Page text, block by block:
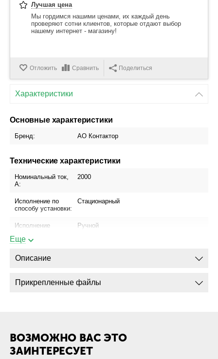
Лучшая цена
Мы гордимся нашими ценами, их каждый день
проверяют сотни клиентов, которые отдают выбор
нашему интернет - магазину!
Отложить Сравнить Поделиться
Характеристики
Основные характеристики
Бренд: АО Контактор
Технические характеристики
Номинальный ток,
А:
2000
Исполнение по
способу установки:
Стационарный
Исполнение
Ручной
кабеля без
наконечника:
Еще
Описание
Прикрепленные файлы
ВОЗМОЖНО ВАС ЭТО
ЗАИНТЕРЕСУЕТ